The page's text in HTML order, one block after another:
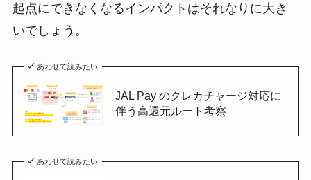
起点にできなくなるインパクトはそれなりに大き
いでしょう。
あわせて読みたい
JAL Pay のクレカチャージ対応に
伴う高還元ルート考察
あわせて読みたい